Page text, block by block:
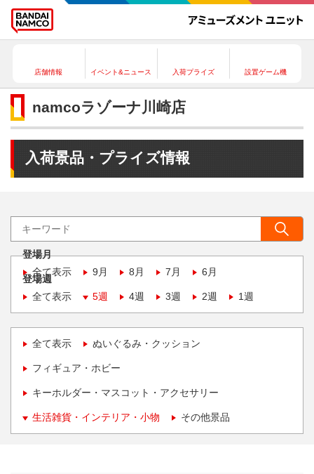
店舗情報 イベント&ニュース 入荷プライズ 設置ゲーム機
namcoラゾーナ川崎店
入荷景品・プライズ情報
登場月
全て表示
9月 8月 7月 6月
登場週
全て表示
5週 4週 3週 2週 1週
全て表示 ぬいぐるみ・クッション
フィギュア・ホビー
キーホルダー・マスコット・アクセサリー
生活雑貨・インテリア・小物 その他景品